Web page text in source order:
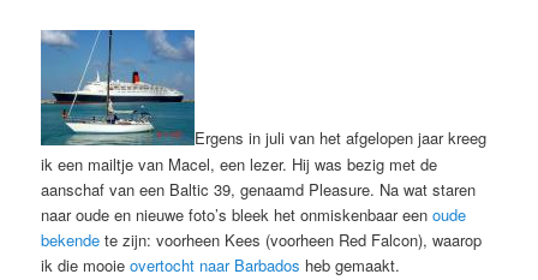
Ergens in juli van het afgelopen jaar kreeg
ik een mailtje van Macel, een lezer. Hij was bezig met de
aanschaf van een Baltic 39, genaamd Pleasure. Na wat staren
naar oude en nieuwe foto’s bleek het onmiskenbaar eenoude
bekende te zijn: voorheen Kees (voorheen Red Falcon), waarop
ik die mooieovertocht naar Barbados heb gemaakt.